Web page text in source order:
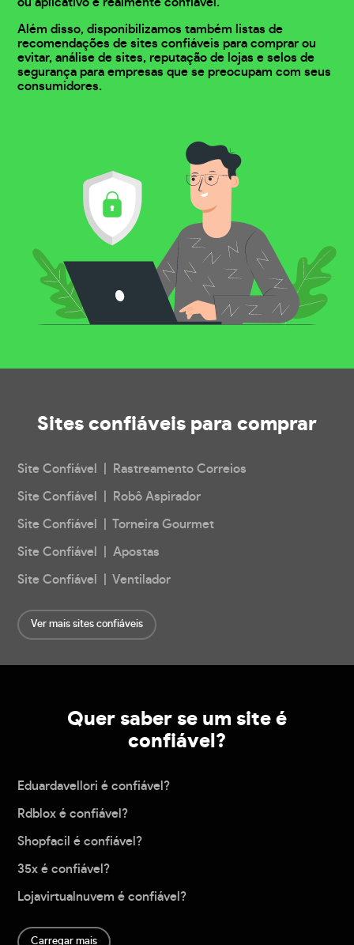
ou aplicativo é realmente confiável.
Além disso, disponibilizamos também listas de
recomendações de sites confiáveis para comprar ou
evitar, análise de sites, reputação de lojas e selos de
segurança para empresas que se preocupam com seus
consumidores.
Sites confiáveis para comprar
Site Confiável | Rastreamento Correios
Site Confiável | Robô Aspirador
Site Confiável | Torneira Gourmet
Site Confiável | Apostas
Site Confiável | Ventilador
Ver mais sites confiáveis
Quer saber se um site é
confiável?
Eduardavellori é confiável?
Rdblox é confiável?
Shopfacil é confiável?
35x é confiável?
Lojavirtualnuvem é confiável?
Carregar mais